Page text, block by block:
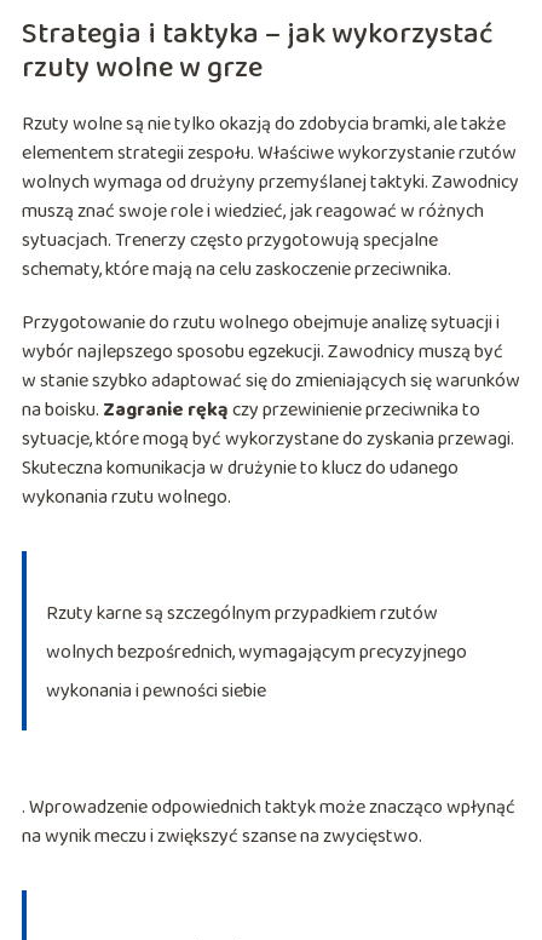
Strategia i taktyka – jak wykorzystać
rzuty wolne w grze
Rzuty wolne są nie tylko okazją do zdobycia bramki, ale także
elementem strategii zespołu. Właściwe wykorzystanie rzutów
wolnych wymaga od drużyny przemyślanej taktyki. Zawodnicy
muszą znać swoje role i wiedzieć, jak reagować w różnych
sytuacjach. Trenerzy często przygotowują specjalne
schematy, które mają na celu zaskoczenie przeciwnika.
Przygotowanie do rzutu wolnego obejmuje analizę sytuacji i
wybór najlepszego sposobu egzekucji. Zawodnicy muszą być
w stanie szybko adaptować się do zmieniających się warunków
na boisku. Zagranie rękączy przewinienie przeciwnika to
sytuacje, które mogą być wykorzystane do zyskania przewagi.
Skuteczna komunikacja w drużynie to klucz do udanego
wykonania rzutu wolnego.
Rzuty karne są szczególnym przypadkiem rzutów
wolnych bezpośrednich, wymagającym precyzyjnego
wykonania i pewności siebie
. Wprowadzenie odpowiednich taktyk może znacząco wpłynąć
na wynik meczu i zwiększyć szanse na zwycięstwo.